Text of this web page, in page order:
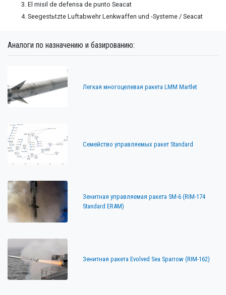
El misil de defensa de punto Seacat
Seegestьtzte Luftabwehr Lenkwaffen und -Systeme / Seacat
Аналоги по назначению и базированию:
Легкая многоцелевая ракета LMM Martlet
Семейство управляемых ракет Standard
Зенитная управляемая ракета SM-6 (RIM-174
Standard ERAM)
Зенитная ракета Evolved Sea Sparrow (RIM-162)